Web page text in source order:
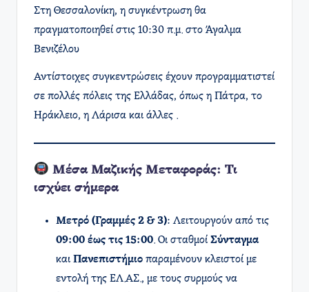
Στη Θεσσαλονίκη, η συγκέντρωση θα
πραγματοποιηθεί στις 10:30 π.μ. στο Άγαλμα
Βενιζέλου
Αντίστοιχες συγκεντρώσεις έχουν προγραμματιστεί
σε πολλές πόλεις της Ελλάδας, όπως η Πάτρα, το
Ηράκλειο, η Λάρισα και άλλες .​
Μέσα Μαζικής Μεταφοράς: Τι
ισχύει σήμερα
Μετρό (Γραμμές 2 & 3): Λειτουργούν από τις
09:00 έως τις 15:00. Οι σταθμοί Σύνταγμα
και Πανεπιστήμιο παραμένουν κλειστοί με
εντολή της ΕΛ.ΑΣ., με τους συρμούς να